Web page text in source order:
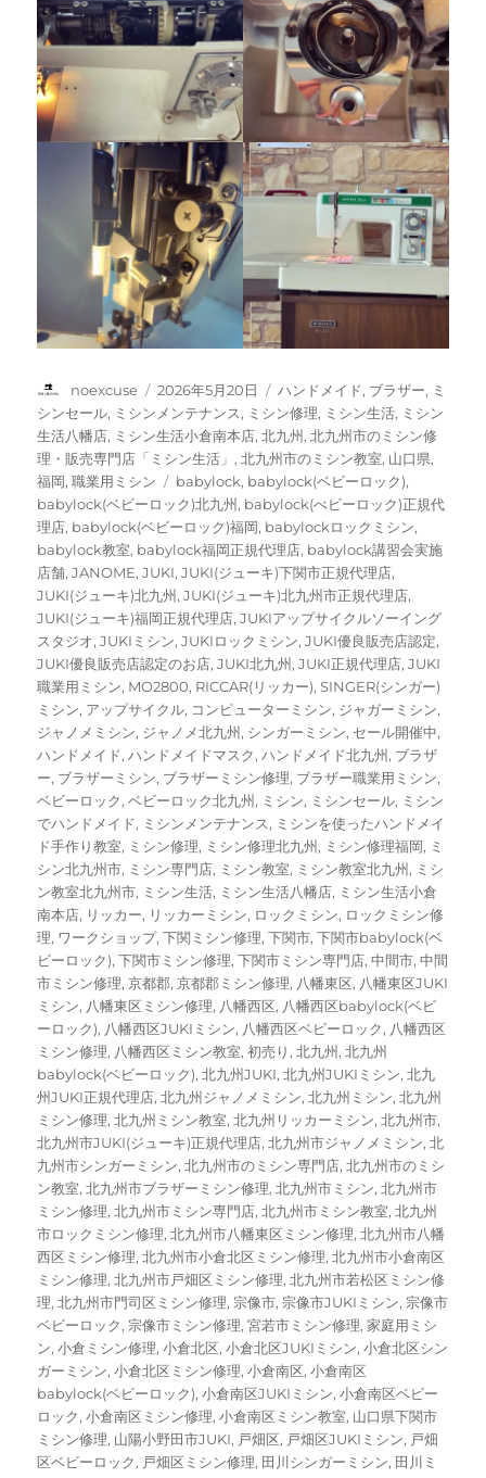
投
稿
者
noexcuse
投
稿
日:
2026年5月20日
カ
テ
ゴ
リ
ー
ハンドメイド, ブラザー, ミ
シンセール, ミシンメンテナンス, ミシン修理, ミシン生活, ミシン
生活八幡店, ミシン生活小倉南本店,北九州 ,北九州市のミシン修
理・販売専門店「ミシン生活」 ,北九州市のミシン教室, 山口県,
福岡,職業用ミシン
タ
グ
babylock, babylock(ベビーロック),
babylock(ベビーロック)北九州 , babylock(べビーロック)正規代
理店, babylock(ベビーロック)福岡, babylockロックミシン,
babylock教室, babylock福岡正規代理店, babylock講習会実施
店舗,JANOME,JUKI,JUKI(ジューキ)下関市正規代理店,
JUKI(ジューキ)北九州 ,JUKI(ジューキ)北九州市正規代理店,
JUKI(ジューキ)福岡正規代理店,JUKIアップサイクルソーイング
スタジオ,JUKIミシン,JUKIロックミシン,JUKI優良販売店認定,
JUKI優良販売店認定のお店,JUKI北九州 ,JUKI正規代理店,JUKI
職業用ミシン, MO2800, RICCAR(リッカー),SINGER(シンガー)
ミシン, アップサイクル, コンピューターミシン, ジャガーミシン,
ジャノメミシン, ジャノメ北九州 , シンガーミシン, セール開催中,
ハンドメイド,ハンドメイドマスク,ハンドメイド北九州 , ブラザ
ー, ブラザーミシン, ブラザーミシン修理, ブラザー職業用ミシン,
ベビーロック,ベビーロック北九州 , ミシン, ミシンセール, ミシン
でハンドメイド, ミシンメンテナンス, ミシンを使ったハンドメイ
ド手作り教室, ミシン修理, ミシン修理北九州 , ミシン修理福岡, ミ
シン北九州市, ミシン専門店, ミシン教室, ミシン教室北九州 , ミシ
ン教室北九州市, ミシン生活, ミシン生活八幡店, ミシン生活小倉
南本店, リッカー, リッカーミシン, ロックミシン, ロックミシン修
理, ワークショップ,下関ミシン修理,下関市,下関市babylock(ベ
ビーロック),下関市ミシン修理,下関市ミシン専門店,中間市,中間
市ミシン修理,京都郡,京都郡ミシン修理, 八幡東区, 八幡東区JUKI
ミシン, 八幡東区ミシン修理, 八幡西区, 八幡西区babylock(ベビ
ーロック), 八幡西区JUKIミシン, 八幡西区ベビーロック, 八幡西区
ミシン修理, 八幡西区ミシン教室,初売り ,北九州 ,北九州
babylock(ベビーロック),北九州JUKI,北九州JUKIミシン,北九
州JUKI正規代理店,北九州ジャノメミシン,北九州ミシン,北九州
ミシン修理,北九州ミシン教室,北九州リッカーミシン,北九州市,
北九州市JUKI(ジューキ)正規代理店,北九州市ジャノメミシン,北
九州市シンガーミシン,北九州市のミシン専門店,北九州市のミシ
ン教室,北九州市ブラザーミシン修理,北九州市ミシン,北九州市
ミシン修理,北九州市ミシン専門店,北九州市ミシン教室,北九州
市ロックミシン修理,北九州市八幡東区ミシン修理,北九州市八幡
西区ミシン修理,北九州市小倉北区ミシン修理,北九州市小倉南区
ミシン修理,北九州市戸畑区ミシン修理,北九州市若松区ミシン修
理,北九州市門司区ミシン修理, 宗像市, 宗像市JUKIミシン, 宗像市
ベビーロック, 宗像市ミシン修理,宮若市ミシン修理,家庭用ミシ
ン,小倉ミシン修理,小倉北区,小倉北区JUKIミシン,小倉北区シン
ガーミシン,小倉北区ミシン修理,小倉南区,小倉南区
babylock(ベビーロック),小倉南区JUKIミシン,小倉南区ベビー
ロック,小倉南区ミシン修理,小倉南区ミシン教室, 山口県下関市
ミシン修理, 山陽小野田市JUKI, 戸畑区, 戸畑区JUKIミシン, 戸畑
区ベビーロック, 戸畑区ミシン修理, 田川シンガーミシン, 田川ミ